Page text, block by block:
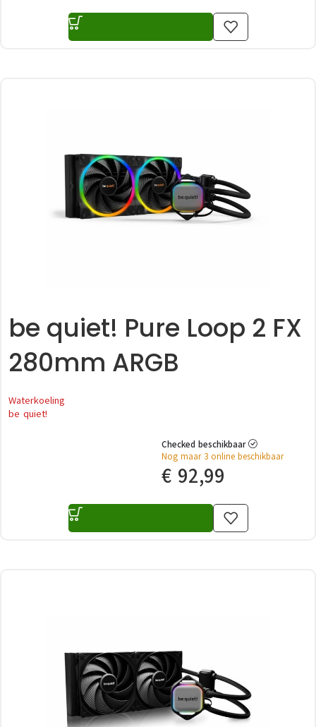
be quiet! Pure Loop 2 FX
280mm ARGB
Waterkoeling
be quiet!
Checked beschikbaar
Nog maar 3 online beschikbaar
€ 92,99